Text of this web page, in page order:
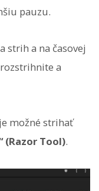
pauzu.
strih a na časovej
a
je možné strihať
(Razor Tool).